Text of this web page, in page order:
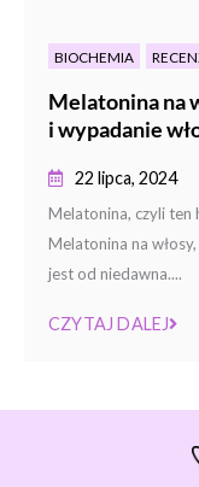
BIOCHEMIA
Melatonina na
i wypadanie
22 lipca, 2024
Melatonina, czyli ten
Melatonina na
jest od niedawna....
CZYTAJ DALEJ